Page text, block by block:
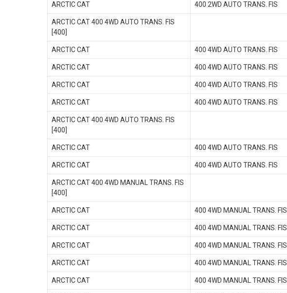
ARCTIC CAT 400 2WD AUTO TRANS. FIS
ARCTIC CAT 400 4WD AUTO TRANS. FIS
[400]
ARCTIC CAT 400 4WD AUTO TRANS. FIS
ARCTIC CAT 400 4WD AUTO TRANS. FIS
ARCTIC CAT 400 4WD AUTO TRANS. FIS
ARCTIC CAT 400 4WD AUTO TRANS. FIS
ARCTIC CAT 400 4WD AUTO TRANS. FIS
[400]
ARCTIC CAT 400 4WD AUTO TRANS. FIS
ARCTIC CAT 400 4WD AUTO TRANS. FIS
ARCTIC CAT 400 4WD MANUAL TRANS. FIS
[400]
ARCTIC CAT 400 4WD MANUAL TRANS. FIS
ARCTIC CAT 400 4WD MANUAL TRANS. FIS
ARCTIC CAT 400 4WD MANUAL TRANS. FIS
ARCTIC CAT 400 4WD MANUAL TRANS. FIS
ARCTIC CAT 400 4WD MANUAL TRANS. FIS